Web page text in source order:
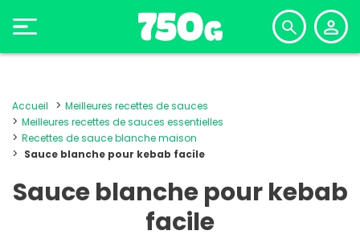
Accueil
Meilleures recettes de sauces
Meilleures recettes de sauces essentielles
Recettes de sauce blanche maison
Sauce blanche pour kebab facile
Sauce blanche pour kebab
facile